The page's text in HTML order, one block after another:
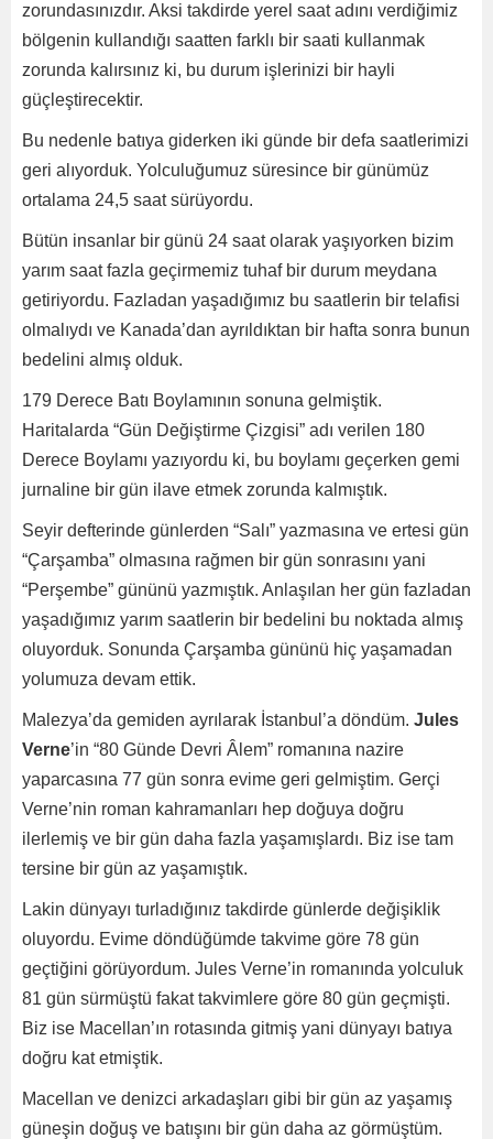
zorundasınızdır. Aksi takdirde yerel saat adını verdiğimiz
bölgenin kullandığı saatten farklı bir saati kullanmak
zorunda kalırsınız ki, bu durum işlerinizi bir hayli
güçleştirecektir.
Bu nedenle batıya giderken iki günde bir defa saatlerimizi
geri alıyorduk. Yolculuğumuz süresince bir günümüz
ortalama 24,5 saat sürüyordu.
Bütün insanlar bir günü 24 saat olarak yaşıyorken bizim
yarım saat fazla geçirmemiz tuhaf bir durum meydana
getiriyordu. Fazladan yaşadığımız bu saatlerin bir telafisi
olmalıydı ve Kanada’dan ayrıldıktan bir hafta sonra bunun
bedelini almış olduk.
179 Derece Batı Boylamının sonuna gelmiştik.
Haritalarda “Gün Değiştirme Çizgisi” adı verilen 180
Derece Boylamı yazıyordu ki, bu boylamı geçerken gemi
jurnaline bir gün ilave etmek zorunda kalmıştık.
Seyir defterinde günlerden “Salı” yazmasına ve ertesi gün
“Çarşamba” olmasına rağmen bir gün sonrasını yani
“Perşembe” gününü yazmıştık. Anlaşılan her gün fazladan
yaşadığımız yarım saatlerin bir bedelini bu noktada almış
oluyorduk. Sonunda Çarşamba gününü hiç yaşamadan
yolumuza devam ettik.
Malezya’da gemiden ayrılarak İstanbul’a döndüm. Jules
Verne’in “80 Günde Devri Âlem” romanına nazire
yaparcasına 77 gün sonra evime geri gelmiştim. Gerçi
Verne’nin roman kahramanları hep doğuya doğru
ilerlemiş ve bir gün daha fazla yaşamışlardı. Biz ise tam
tersine bir gün az yaşamıştık.
Lakin dünyayı turladığınız takdirde günlerde değişiklik
oluyordu. Evime döndüğümde takvime göre 78 gün
geçtiğini görüyordum. Jules Verne’in romanında yolculuk
81 gün sürmüştü fakat takvimlere göre 80 gün geçmişti.
Biz ise Macellan’ın rotasında gitmiş yani dünyayı batıya
doğru kat etmiştik.
Macellan ve denizci arkadaşları gibi bir gün az yaşamış
güneşin doğuş ve batışını bir gün daha az görmüştüm.